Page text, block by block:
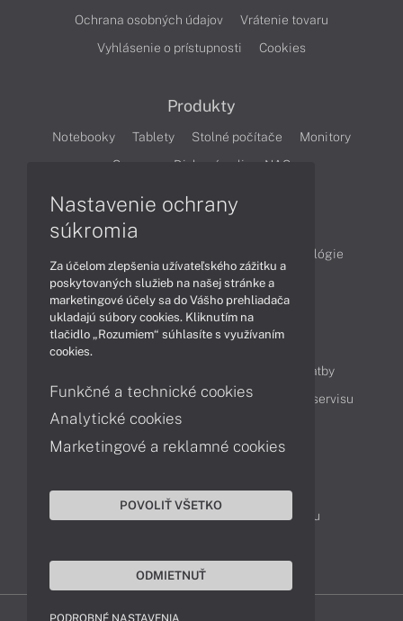
Ochrana osobných údajov
Vrátenie tovaru
Vyhlásenie o prístupnosti
Cookies
Produkty
Notebooky Tablety Stolné počítače
Monitory
Servery
Diskové polia a NAS
Technológie
Videá
Obsah
Možnosti doručenia a platby
Podpora a servis
Servisné služby Cenník servisu
Kontakty
043 4224 771
Obchodné oddelenie
Reklamácia tovaru
Nastavenie ochrany
súkromia
Za účelom zlepšenia užívateľského zážitku a
poskytovaných služieb na našej stránke a
marketingové účely sa do Vášho prehliadača
ukladajú súbory cookies. Kliknutím na
tlačidlo „Rozumiem“ súhlasíte s využívaním
cookies.
Funkčné a technické cookies
Analytické cookies
Marketingové a reklamné cookies
POVOLIŤ VŠETKO
ODMIETNUŤ
PODROBNÉ NASTAVENIA